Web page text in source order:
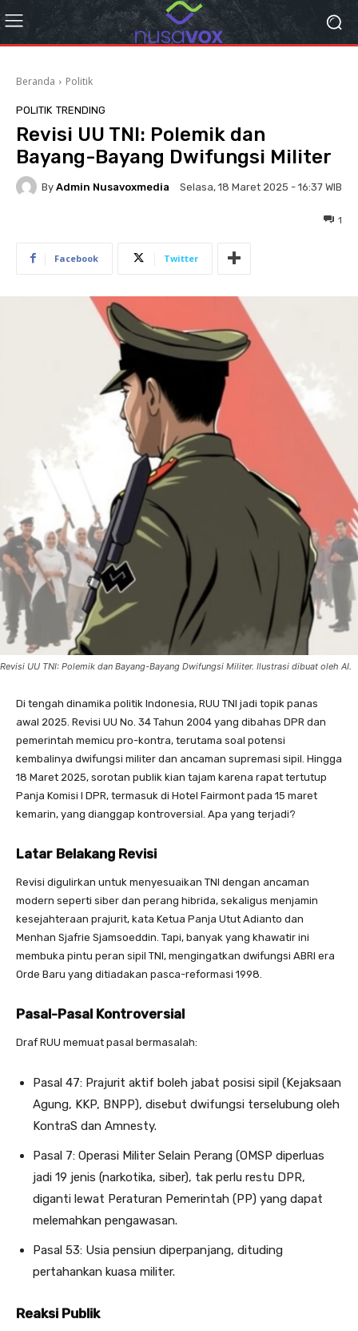
Beranda Politik
POLITIK TRENDING
Revisi UU TNI: Polemik dan
Bayang-Bayang Dwifungsi Militer
By Admin Nusavoxmedia Selasa, 18 Maret 2025 - 16:37 WIB
1
Facebook Twitter
Revisi UU TNI: Polemik dan Bayang-Bayang Dwifungsi Militer. Ilustrasi dibuat oleh AI.
Di tengah dinamika politik Indonesia, RUU TNI jadi topik panas
awal 2025. Revisi UU No. 34 Tahun 2004 yang dibahas DPR dan
pemerintah memicu pro-kontra, terutama soal potensi
kembalinya dwifungsi militer dan ancaman supremasi sipil. Hingga
18 Maret 2025, sorotan publik kian tajam karena rapat tertutup
Panja Komisi I DPR, termasuk di Hotel Fairmont pada 15 maret
kemarin, yang dianggap kontroversial. Apa yang terjadi?
Latar Belakang Revisi
Revisi digulirkan untuk menyesuaikan TNI dengan ancaman
modern seperti siber dan perang hibrida, sekaligus menjamin
kesejahteraan prajurit, kata Ketua Panja Utut Adianto dan
Menhan Sjafrie Sjamsoeddin. Tapi, banyak yang khawatir ini
membuka pintu peran sipil TNI, mengingatkan dwifungsi ABRI era
Orde Baru yang ditiadakan pasca-reformasi 1998.
Pasal-Pasal Kontroversial
Draf RUU memuat pasal bermasalah:
Pasal 47: Prajurit aktif boleh jabat posisi sipil (Kejaksaan
Agung, KKP, BNPP), disebut dwifungsi terselubung oleh
KontraS dan Amnesty.
Pasal 7: Operasi Militer Selain Perang (OMSP diperluas
jadi 19 jenis (narkotika, siber), tak perlu restu DPR,
diganti lewat Peraturan Pemerintah (PP) yang dapat
melemahkan pengawasan.
Pasal 53: Usia pensiun diperpanjang, dituding
pertahankan kuasa militer.
Reaksi Publik